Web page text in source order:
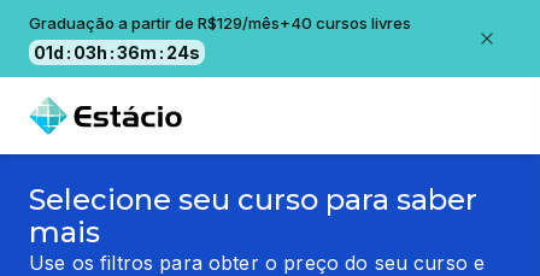
Graduação a partir de R$129/mês+40 cursos livres
01d : 03h :36m : 24s
Selecione seu curso para saber
mais
Use os filtros para obter o preço do seu curso e